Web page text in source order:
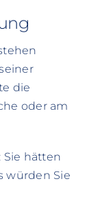
die
oder am
Sie hätten
würden Sie